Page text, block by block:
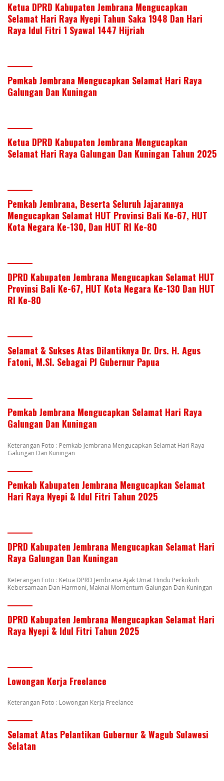
Ketua DPRD Kabupaten Jembrana Mengucapkan
Selamat Hari Raya Nyepi Tahun Saka 1948 Dan Hari
Raya Idul Fitri 1 Syawal 1447 Hijriah
Pemkab Jembrana Mengucapkan Selamat Hari Raya
Galungan Dan Kuningan
Ketua DPRD Kabupaten Jembrana Mengucapkan
Selamat Hari Raya Galungan Dan Kuningan Tahun 2025
Pemkab Jembrana, Beserta Seluruh Jajarannya
Mengucapkan Selamat HUT Provinsi Bali Ke-67, HUT
Kota Negara Ke-130, Dan HUT RI Ke-80
DPRD Kabupaten Jembrana Mengucapkan Selamat HUT
Provinsi Bali Ke-67, HUT Kota Negara Ke-130 Dan HUT
RI Ke-80
Selamat & Sukses Atas Dilantiknya Dr. Drs. H. Agus
Fatoni, M.SI. Sebagai PJ Gubernur Papua
Pemkab Jembrana Mengucapkan Selamat Hari Raya
Galungan Dan Kuningan
Keterangan Foto : Pemkab Jembrana Mengucapkan Selamat Hari Raya
Galungan Dan Kuningan
Pemkab Kabupaten Jembrana Mengucapkan Selamat
Hari Raya Nyepi & Idul Fitri Tahun 2025
DPRD Kabupaten Jembrana Mengucapkan Selamat Hari
Raya Galungan Dan Kuningan
Keterangan Foto : Ketua DPRD Jembrana Ajak Umat Hindu Perkokoh
Kebersamaan Dan Harmoni, Maknai Momentum Galungan Dan Kuningan
DPRD Kabupaten Jembrana Mengucapkan Selamat Hari
Raya Nyepi & Idul Fitri Tahun 2025
Lowongan Kerja Freelance
Keterangan Foto : Lowongan Kerja Freelance
Selamat Atas Pelantikan Gubernur & Wagub Sulawesi
Selatan